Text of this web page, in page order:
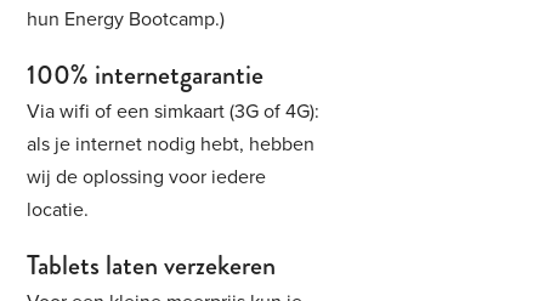
hun Energy Bootcamp.)
100% internetgarantie
Via wifi of een simkaart (3G of 4G):
als je internet nodig hebt, hebben
wij de oplossing voor iedere
locatie.
Tablets laten verzekeren